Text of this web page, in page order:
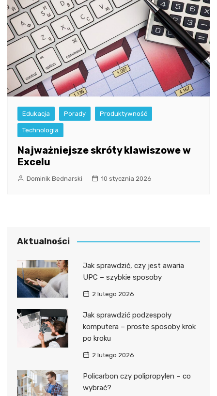
Edukacja Porady Produktywność
Technologia
Najważniejsze skróty klawiszowe w
Excelu
Dominik Bednarski 10 stycznia 2026
Aktualności
Jak sprawdzić, czy jest awaria
UPC – szybkie sposoby
2 lutego 2026
Jak sprawdzić podzespoły
komputera – proste sposoby krok
po kroku
2 lutego 2026
Policarbon czy polipropylen – co
wybrać?